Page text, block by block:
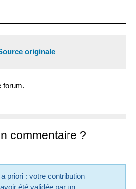
originale
forum.
commentaire ?
priori : votre contribution
avoir été validée par un